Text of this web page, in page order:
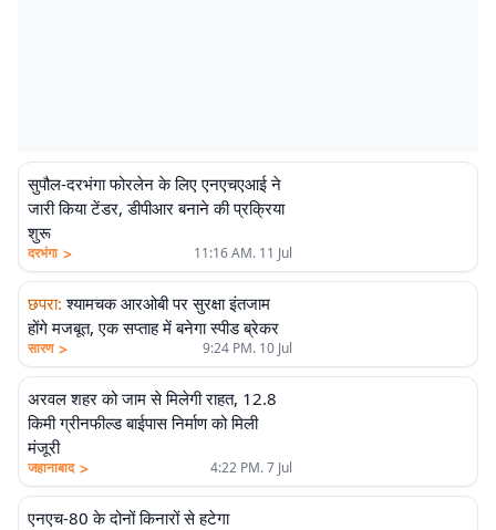
सुपौल-दरभंगा फोरलेन के लिए एनएचएआई ने
जारी किया टेंडर, डीपीआर बनाने की प्रक्रिया
शुरू
दरभंगा > 11:16 AM. 11 Jul
छपरा: श्यामचक आरओबी पर सुरक्षा इंतजाम
होंगे मजबूत, एक सप्ताह में बनेगा स्पीड ब्रेकर
सारण > 9:24 PM. 10 Jul
अरवल शहर को जाम से मिलेगी राहत, 12.8
किमी ग्रीनफील्ड बाईपास निर्माण को मिली
मंजूरी
जहानाबाद > 4:22 PM. 7 Jul
एनएच-80 के दोनों किनारों से हटेगा